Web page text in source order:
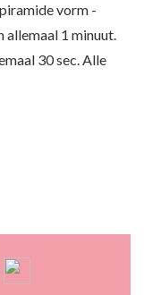
vorm -
allemaal 1 minuut.
30 sec. Alle